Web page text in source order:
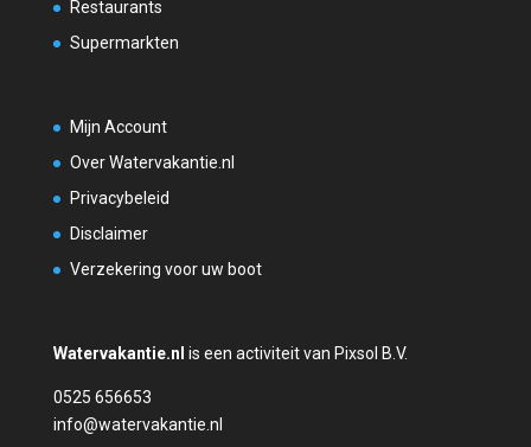
Restaurants
Supermarkten
Mijn Account
Over Watervakantie.nl
Privacybeleid
Disclaimer
Verzekering voor uw boot
Watervakantie.nl is een activiteit van Pixsol B.V.
0525 656653
info@watervakantie.nl